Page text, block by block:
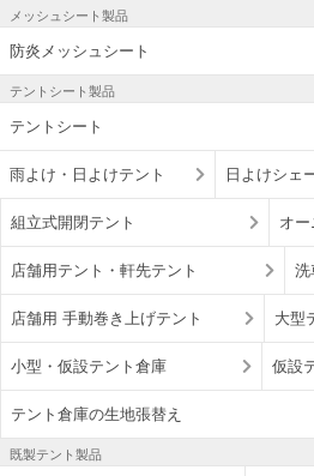
メッシュシート製品
防炎メッシュシート
テントシート製品
テントシート
雨よけ・日よけテント 日よけシェ
組立式開閉テント オー
店舗用テント・軒先テント 洗
店舗用 手動巻き上げテント 大型
小型・仮設テント倉庫 仮設
テント倉庫の生地張替え
既製テント製品